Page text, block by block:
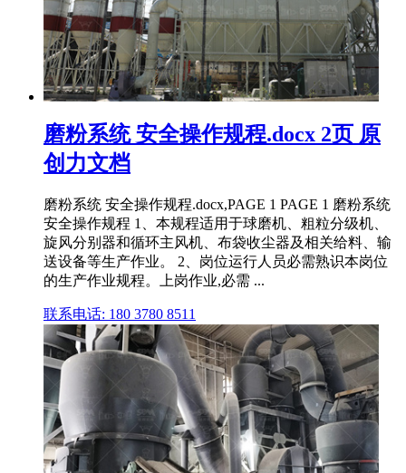
磨粉系统 安全操作规程.docx 2页 原
创力文档
磨粉系统 安全操作规程.docx,PAGE 1 PAGE 1 磨粉系统
安全操作规程 1、本规程适用于球磨机、粗粒分级机、
旋风分别器和循环主风机、布袋收尘器及相关给料、输
送设备等生产作业。 2、岗位运行人员必需熟识本岗位
的生产作业规程。上岗作业,必需 ...
联系电话: 180 3780 8511